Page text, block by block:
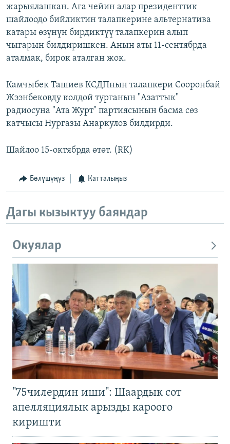
жарыялашкан. Ага чейин алар президенттик
шайлоодо бийликтин талапкерине альтернатива
катары өзүнүн бирдиктүү талапкерин алып
чыгарын билдиришкен. Анын аты 11-сентябрда
аталмак, бирок аталган жок.
Камчыбек Ташиев КСДПнын талапкери Сооронбай
Жээнбековду колдой турганын "Азаттык"
радиосуна "Ата Журт" партиясынын басма сөз
катчысы Нургазы Анаркулов билдирди.
Шайлоо 15-октябрда өтөт. (RK)
Бөлүшүңүз Катталыңыз
Дагы кызыктуу баяндар
Окуялар
"75чилердин иши": Шаардык сот
апелляциялык арызды кароого
киришти